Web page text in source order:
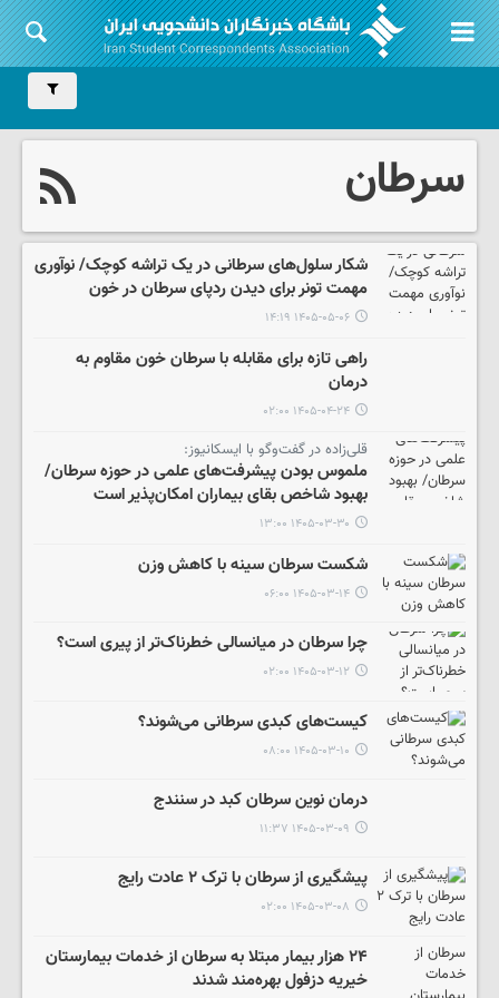
سرطان
شکار سلول‌های سرطانی در یک تراشه کوچک/ نوآوری
مهمت تونر برای دیدن ردپای سرطان در خون
۱۴۰۵-۰۵-۰۶ ۱۴:۱۹
راهی تازه برای مقابله با سرطان خون مقاوم به
درمان
۱۴۰۵-۰۴-۲۴ ۰۲:۰۰
قلی‌زاده در گفت‌وگو با ایسکانیوز:
ملموس بودن پیشرفت‌های علمی در حوزه سرطان/
بهبود شاخص بقای بیماران امکان‌پذیر است
۱۴۰۵-۰۳-۳۰ ۱۳:۰۰
شکست سرطان سینه با کاهش وزن
۱۴۰۵-۰۳-۱۴ ۰۶:۰۰
چرا سرطان در میانسالی خطرناک‌تر از پیری است؟
۱۴۰۵-۰۳-۱۲ ۰۲:۰۰
کیست‌های کبدی سرطانی می‌شوند؟
۱۴۰۵-۰۳-۱۰ ۰۸:۰۰
درمان نوین سرطان کبد در سنندج
۱۴۰۵-۰۳-۰۹ ۱۱:۳۷
پیشگیری از سرطان با ترک ۲ عادت رایج
۱۴۰۵-۰۳-۰۸ ۰۲:۰۰
۲۴ هزار بیمار مبتلا به سرطان از خدمات بیمارستان
خیریه دزفول بهره‌مند شدند